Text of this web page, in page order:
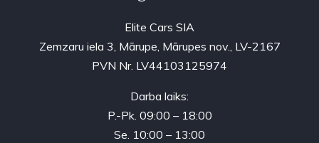
Elite Cars SIA
Zemzaru iela 3, Mārupe, Mārupes nov., LV-2167
PVN Nr. LV44103125974
Darba laiks:
P.-Pk. 09:00 – 18:00
Se. 10:00 – 13:00